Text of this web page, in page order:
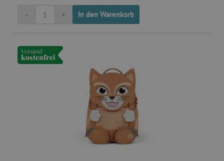
+
- In den Warenkorb
Versand
kostenfrei